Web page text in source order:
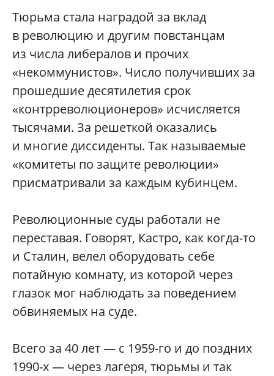
Тюрьма стала наградой за вклад
в революцию и другим повстанцам
из числа либералов и прочих
«некоммунистов». Число получивших за
прошедшие десятилетия срок
«контрреволюционеров» исчисляется
тысячами. За решеткой оказались
и многие диссиденты. Так называемые
«комитеты по защите революции»
присматривали за каждым кубинцем.
Революционные суды работали не
переставая. Говорят, Кастро, как когда-то
и Сталин, велел оборудовать себе
потайную комнату, из которой через
глазок мог наблюдать за поведением
обвиняемых на суде.
Всего за 40 лет — с 1959-го и до поздних
1990-х — через лагеря, тюрьмы и так